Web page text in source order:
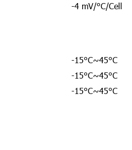
-4 mV/°C/Cell
-15°C~45°C
-15°C~45°C
-15°C~45°C